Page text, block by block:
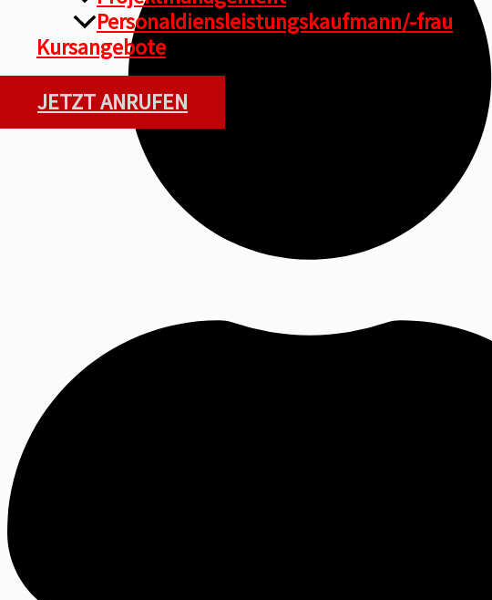
Personaldiensleistungskaufmann/-frau
Kursangebote
JETZT ANRUFEN